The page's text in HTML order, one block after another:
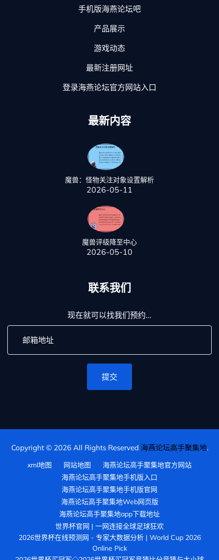
手机版海燕论坛吧
产品展示
游戏动态
最新注册网址
登录海燕论坛官方网站入口
最新内容
魔兽：怪物关注对象设置解析
2026-05-11
魔兽评级降至中心
2026-05-10
联系我们
现在就可以找我们预约...
提交
Copyright © 2026 All Rights Reserved 海燕论坛高手聚集地.
xml地图 网站地图
海燕论坛高手聚集地官方网站
海燕论坛高手聚集地手机版入口
海燕论坛高手聚集地手机版官网
海燕论坛高手聚集地Web网页版
海燕论坛高手聚集地app下载地址
世界杯官网 | 一网连接全球足球狂欢
2026世界杯在线预测网 - 专家大数据分析 | World Cup 2026
Online Pick